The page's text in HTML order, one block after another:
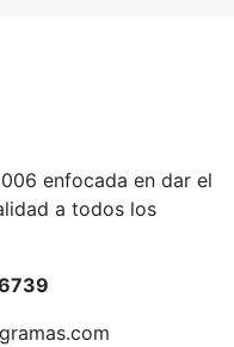
enfocada en dar el
a todos los